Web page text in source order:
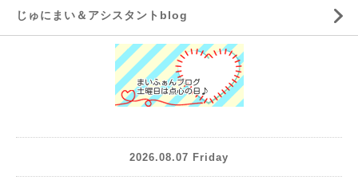
じゅにまい＆アシスタントblog
2026.08.07 Friday